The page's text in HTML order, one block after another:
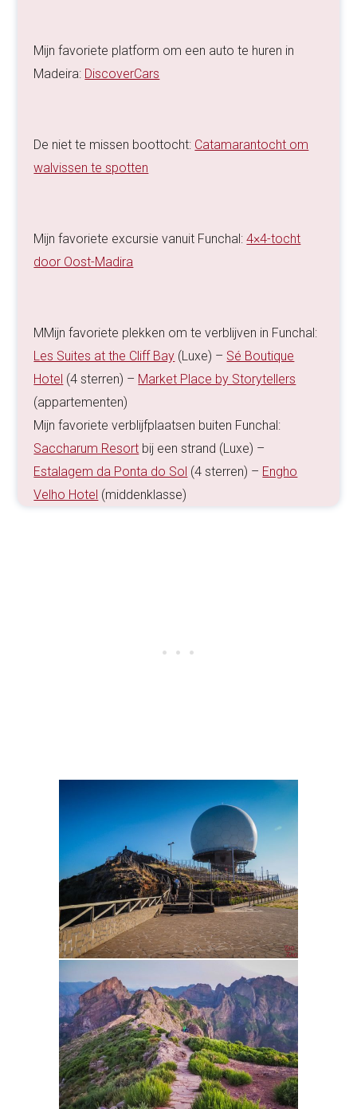
Mijn favoriete platform om een auto te huren in
Madeira: DiscoverCars
De niet te missen boottocht: Catamarantocht om
walvissen te spotten
Mijn favoriete excursie vanuit Funchal:4×4-tocht
door Oost-Madira
MMijn favoriete plekken om te verblijven in Funchal:
Les Suites at the Cliff Bay (Luxe) – Sé Boutique
Hotel (4 sterren) – Market Place by Storytellers
(appartementen)
Mijn favoriete verblijfplaatsen buiten Funchal:
Saccharum Resort bij een strand (Luxe) –
Estalagem da Ponta do Sol (4 sterren) – Engho
Velho Hotel (middenklasse)